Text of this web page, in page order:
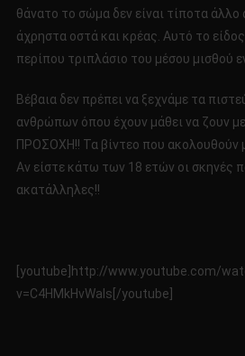
θάνατο το σώμα δεν είναι τίποτα άλλο
άχρηστα οστά και κρέας. Αυτό το
περίπου τριπλάσιο του μέσου μισθού
Βέβαια δεν πρέπει να ξεχνάμε τα
ανθρώπων όπου έχουν μάθει να ζουν
ΠΡΟΣΟΧΗ!! Τα βίντεο που ακολουθούν
Αν είστε κάτω των 18 ετών οι σκηνές
ακατάλληλες!!
[youtube]http://www.youtube.com/
v=C4HMkHvWaIs[/youtube]